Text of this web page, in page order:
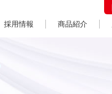
採用情報 商品紹介